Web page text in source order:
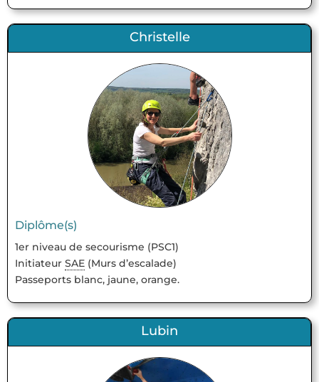
Christelle
Diplôme(s)
1er niveau de secourisme (PSC1)
Initiateur SAE (Murs d’escalade)
Passeports blanc, jaune, orange.
Lubin